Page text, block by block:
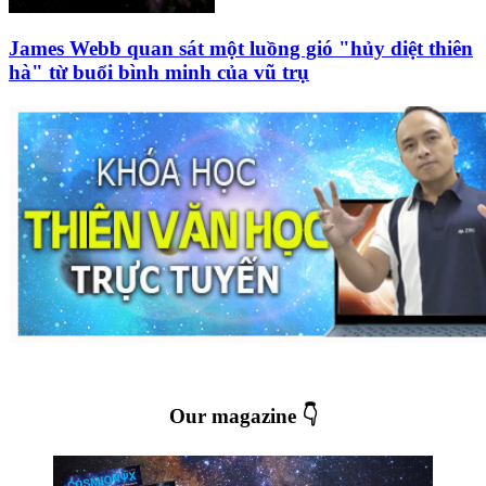
James Webb quan sát một luồng gió "hủy diệt thiên
hà" từ buổi bình minh của vũ trụ
Our magazine 👇